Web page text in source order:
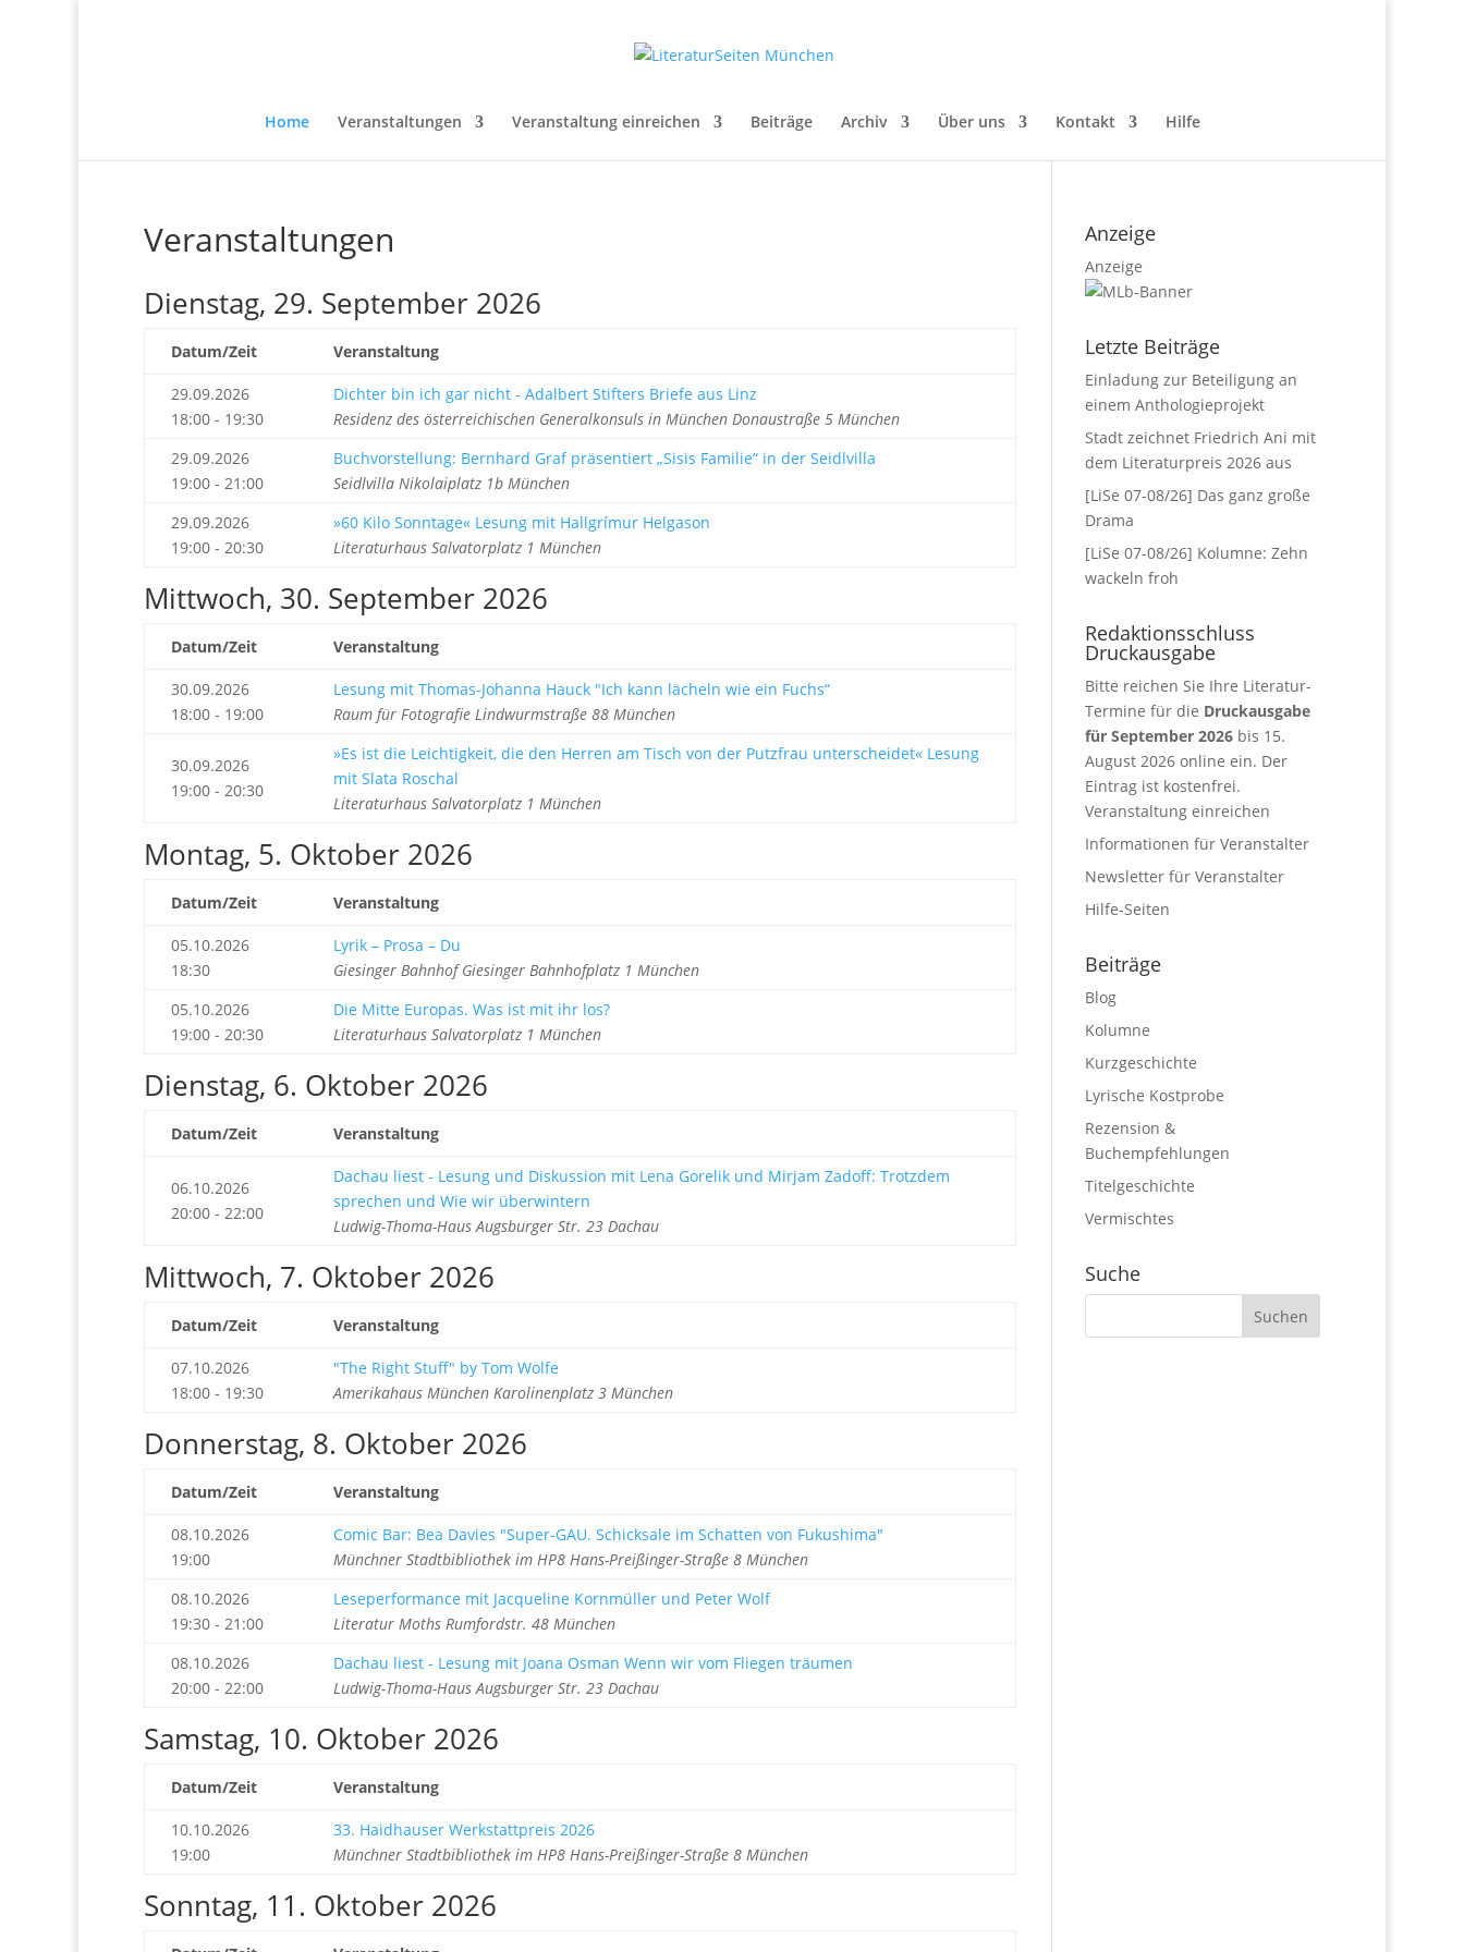
Home Veranstaltungen Veranstaltung einreichen Beiträge Archiv Über uns Kontakt Hilfe
Veranstaltungen
Dienstag, 29. September 2026
Datum/Zeit Veranstaltung
29.09.2026
18:00 - 19:30
Dichter bin ich gar nicht - Adalbert Stifters Briefe aus Linz
Residenz des österreichischen Generalkonsuls in München Donaustraße 5 München
29.09.2026
19:00 - 21:00
Buchvorstellung: Bernhard Graf präsentiert „Sisis Familie“ in der Seidlvilla
Seidlvilla Nikolaiplatz 1b München
29.09.2026
19:00 - 20:30
»60 Kilo Sonntage« Lesung mit Hallgrímur Helgason
Literaturhaus Salvatorplatz 1 München
Mittwoch, 30. September 2026
Datum/Zeit Veranstaltung
30.09.2026
18:00 - 19:00
Lesung mit Thomas-Johanna Hauck "Ich kann lächeln wie ein Fuchs“
Raum für Fotografie Lindwurmstraße 88 München
30.09.2026
19:00 - 20:30
»Es ist die Leichtigkeit, die den Herren am Tisch von der Putzfrau unterscheidet« Lesung
mit Slata Roschal
Literaturhaus Salvatorplatz 1 München
Montag, 5. Oktober 2026
Datum/Zeit Veranstaltung
05.10.2026
18:30
Lyrik – Prosa – Du
Giesinger Bahnhof Giesinger Bahnhofplatz 1 München
05.10.2026
19:00 - 20:30
Die Mitte Europas. Was ist mit ihr los?
Literaturhaus Salvatorplatz 1 München
Dienstag, 6. Oktober 2026
Datum/Zeit Veranstaltung
06.10.2026
20:00 - 22:00
Dachau liest - Lesung und Diskussion mit Lena Gorelik und Mirjam Zadoff: Trotzdem
sprechen und Wie wir überwintern
Ludwig-Thoma-Haus Augsburger Str. 23 Dachau
Mittwoch, 7. Oktober 2026
Datum/Zeit Veranstaltung
07.10.2026
18:00 - 19:30
"The Right Stuff" by Tom Wolfe
Amerikahaus München Karolinenplatz 3 München
Donnerstag, 8. Oktober 2026
Datum/Zeit Veranstaltung
08.10.2026
19:00
Comic Bar: Bea Davies "Super-GAU. Schicksale im Schatten von Fukushima"
Münchner Stadtbibliothek im HP8 Hans-Preißinger-Straße 8 München
08.10.2026
19:30 - 21:00
Leseperformance mit Jacqueline Kornmüller und Peter Wolf
Literatur Moths Rumfordstr. 48 München
08.10.2026
20:00 - 22:00
Dachau liest - Lesung mit Joana Osman Wenn wir vom Fliegen träumen
Ludwig-Thoma-Haus Augsburger Str. 23 Dachau
Samstag, 10. Oktober 2026
Datum/Zeit Veranstaltung
10.10.2026
19:00
33. Haidhauser Werkstattpreis 2026
Münchner Stadtbibliothek im HP8 Hans-Preißinger-Straße 8 München
Sonntag, 11. Oktober 2026
Anzeige
Anzeige
Letzte Beiträge
Einladung zur Beteiligung an
einem Anthologieprojekt
Stadt zeichnet Friedrich Ani mit
dem Literaturpreis 2026 aus
[LiSe 07-08/26] Das ganz große
Drama
[LiSe 07-08/26] Kolumne: Zehn
wackeln froh
Redaktionsschluss
Druckausgabe
Bitte reichen Sie Ihre Literatur-
Termine für die Druckausgabe
für September 2026 bis 15.
August 2026 online ein. Der
Eintrag ist kostenfrei.
Veranstaltung einreichen
Informationen für Veranstalter
Newsletter für Veranstalter
Hilfe-Seiten
Beiträge
Blog
Kolumne
Kurzgeschichte
Lyrische Kostprobe
Rezension &
Buchempfehlungen
Titelgeschichte
Vermischtes
Suche